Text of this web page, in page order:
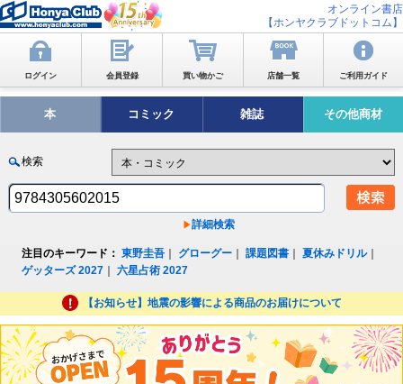
オンライン書店
【ホンヤクラブドットコム】
ログイン 会員登録 買い物かご 店舗一覧 ご利用ガイド
本 コミック 雑誌 その他商材
検索
詳細検索
注目のキーワード： 東野圭吾 グローグー ｜課題図書 ｜夏休みドリル｜
ゲッターズ 2027 ｜六星占術 2027
【お知らせ】地震の影響による商品のお届けについて